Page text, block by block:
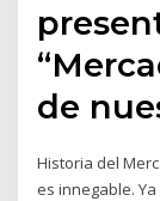
de
Historia del
es innegable.